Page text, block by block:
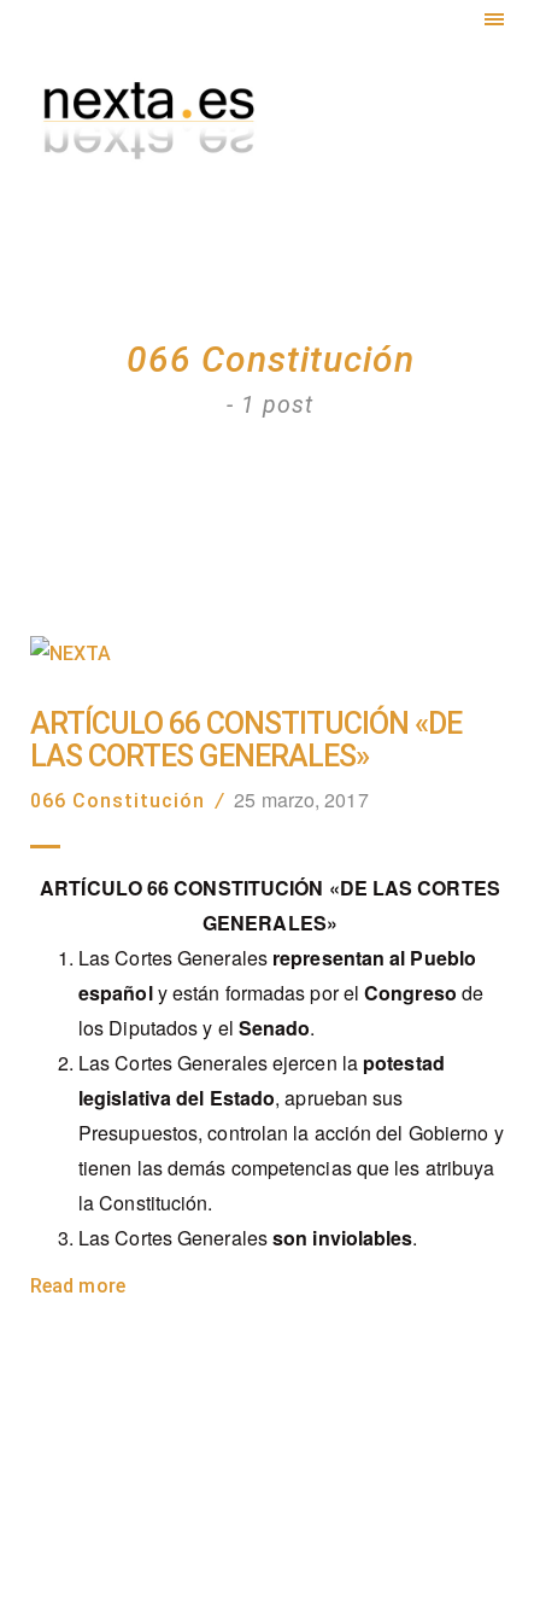
066 Constitución
- 1 post
ARTÍCULO 66 CONSTITUCIÓN «DE
LAS CORTES GENERALES»
066 Constitución / 25 marzo, 2017
ARTÍCULO 66 CONSTITUCIÓN «DE LAS CORTES
GENERALES»
Las Cortes Generales representan al Pueblo
españoly están formadas por elCongreso de
los Diputados y el Senado.
Las Cortes Generales ejercen la potestad
legislativa del Estado, aprueban sus
Presupuestos, controlan la acción del Gobierno y
tienen las demás competencias que les atribuya
la Constitución.
Las Cortes Generalesson inviolables.
Read more